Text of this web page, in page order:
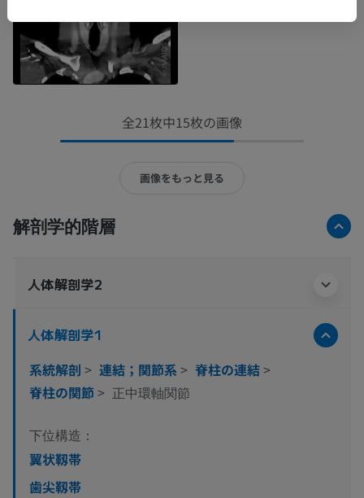
全21枚中15枚の画像
画像をもっと見る
解剖学的階層
人体解剖学2
人体解剖学1
系統解剖 > 連結；関節系> 脊柱の連結>
脊柱の関節> 正中環軸関節
下位構造：
翼状靱帯
歯尖靱帯